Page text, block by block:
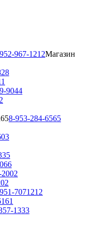
967-1212Магазин
9044
8-953-284-6565
7071212
1333